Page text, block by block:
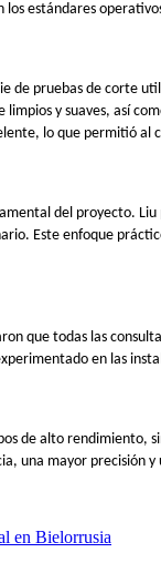
estándares
de pruebas de corte
y suaves, así
lo que permitió
del proyecto.
Este enfoque
que todas las
en las
de alto
una mayor precisión
en Bielorrusia